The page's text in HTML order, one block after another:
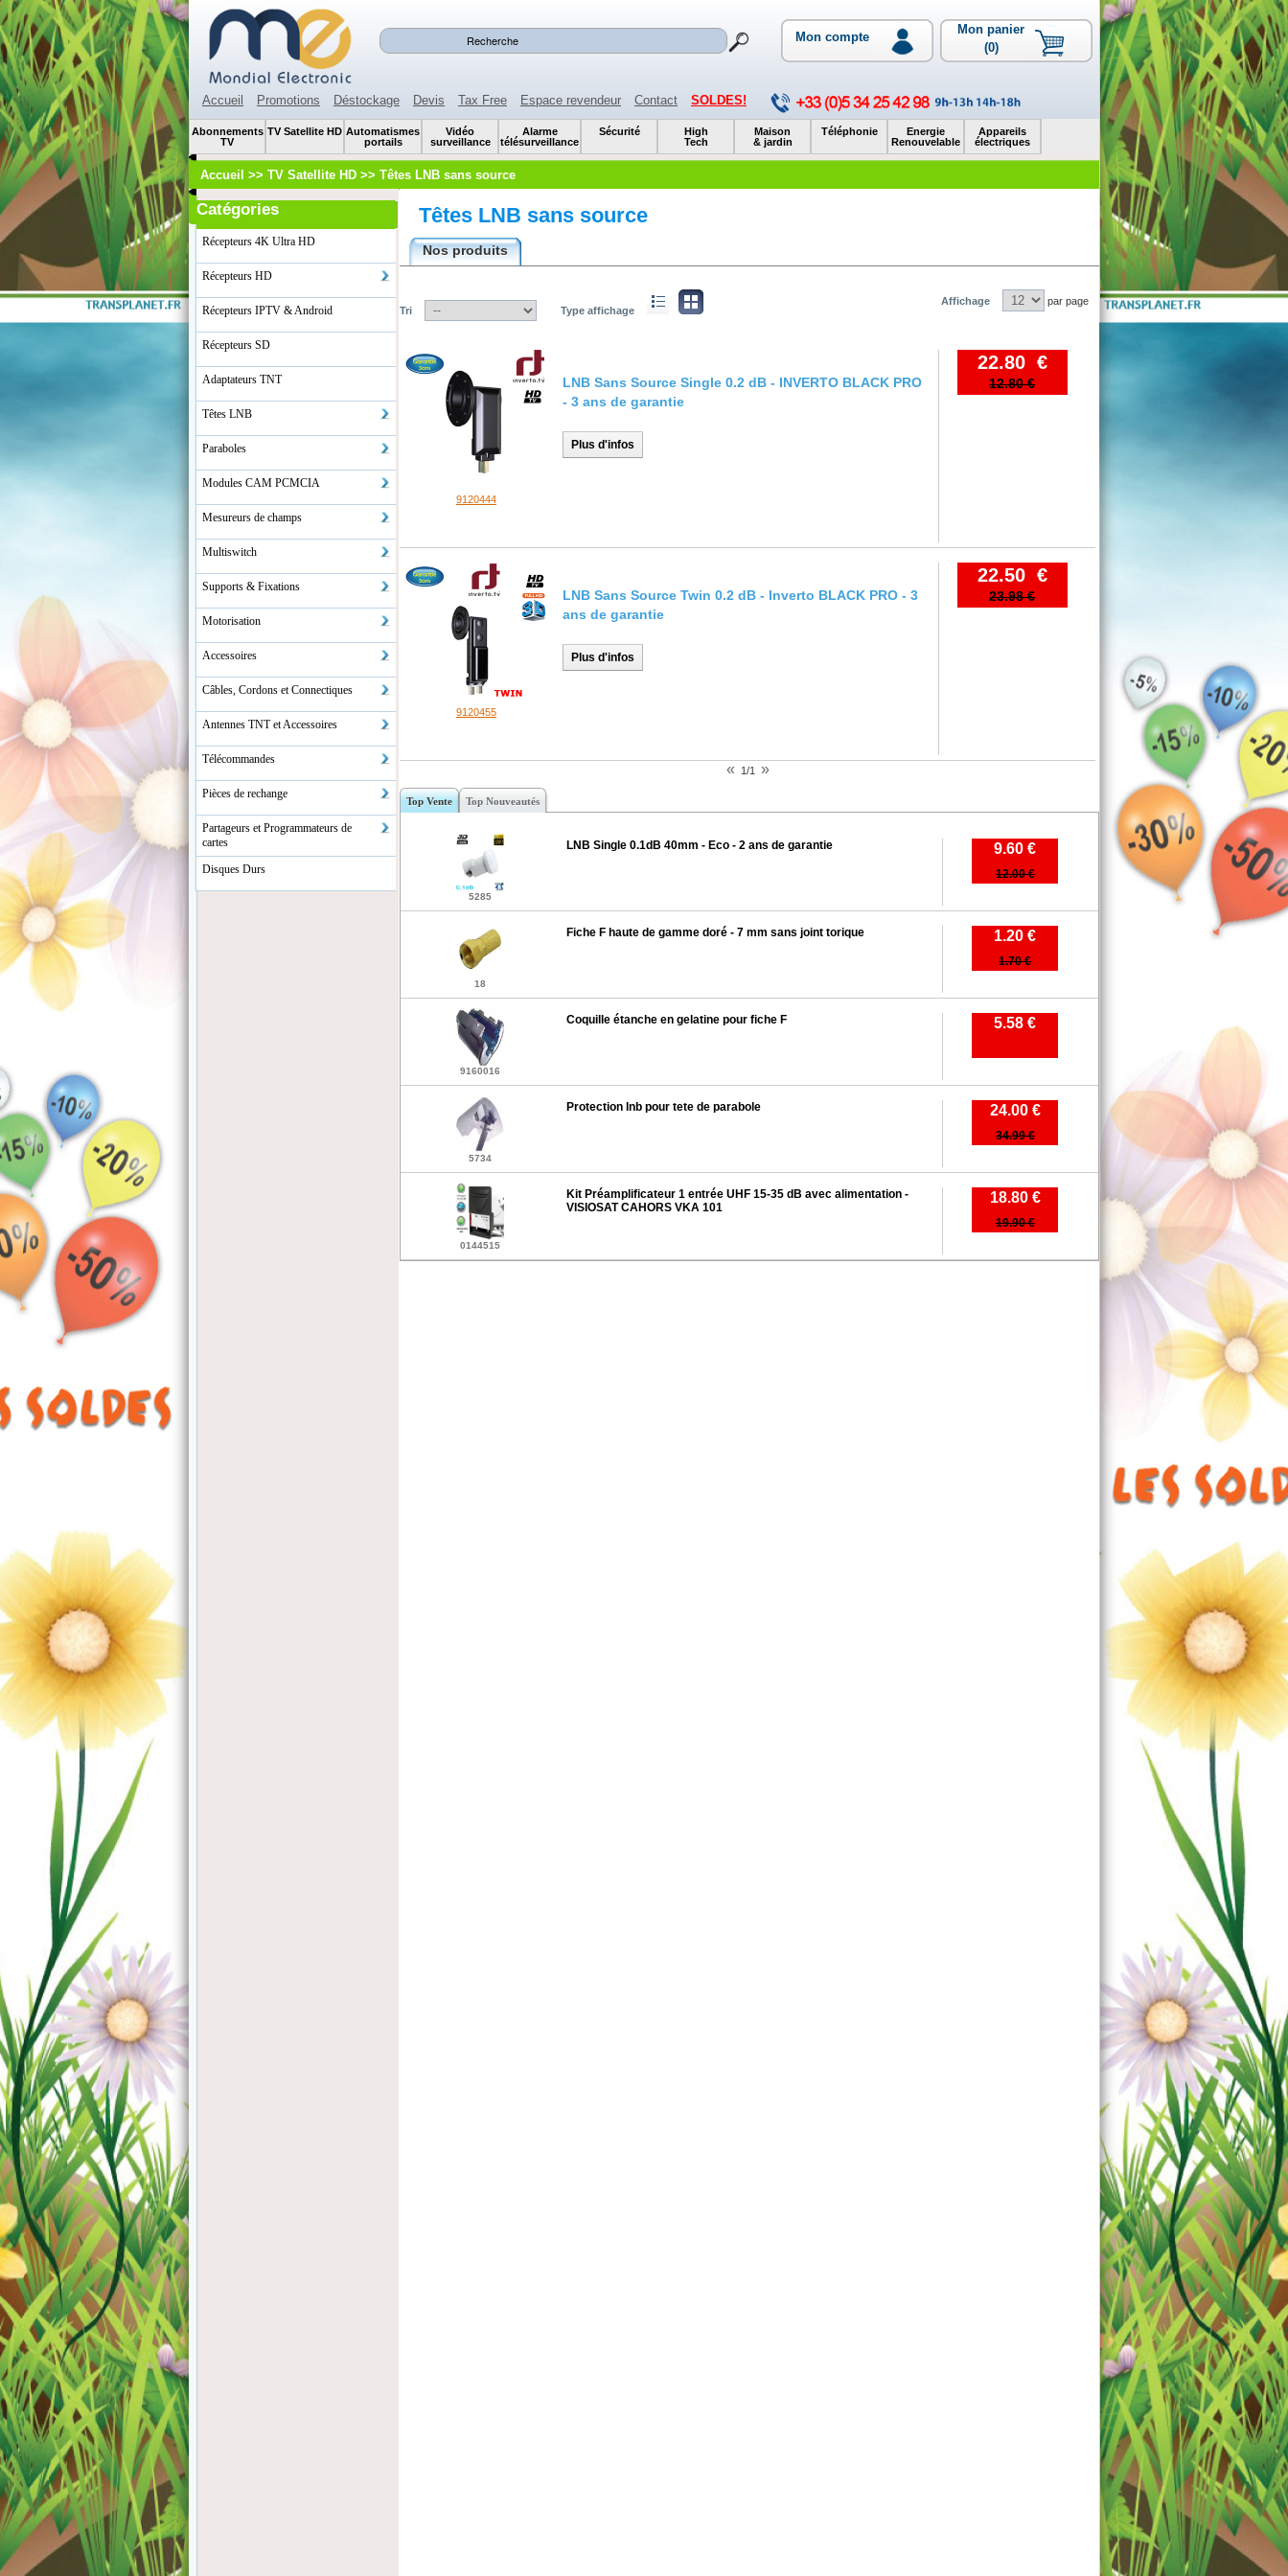
Mon compte
Mon panier
(0)
Accueil Promotions Déstockage Devis Tax Free Espace revendeur Contact SOLDES!
Abonnements
TV
TV Satellite HD Automatismes
portails
Vidéo
surveillance
Alarme
télésurveillance
Sécurité
High
Tech
Maison
& jardin
Téléphonie
Energie
Renouvelable
Appareils
électriques
Accueil >> TV Satellite HD >> Têtes LNB sans source
Catégories
Récepteurs 4K Ultra HD
Récepteurs HD
Récepteurs IPTV & Android
Récepteurs SD
Adaptateurs TNT
Têtes LNB
Paraboles
Modules CAM PCMCIA
Mesureurs de champs
Multiswitch
Supports & Fixations
Motorisation
Accessoires
Câbles, Cordons et Connectiques
Antennes TNT et Accessoires
Télécommandes
Pièces de rechange
Partageurs et Programmateurs de
cartes
Disques Durs
Têtes LNB sans source
Nos produits
Tri Type affichage
Affichage par page
9120444
LNB Sans Source Single 0.2 dB - INVERTO BLACK PRO
- 3 ans de garantie
Plus d'infos
22.80 €
12.80 €
9120455
LNB Sans Source Twin 0.2 dB - Inverto BLACK PRO - 3
ans de garantie
Plus d'infos
22.50 €
23.98 €
« 1/1 »
Top Vente Top Nouveautés
5285
LNB Single 0.1dB 40mm - Eco - 2 ans de garantie 9.60 €
12.00 €
18
Fiche F haute de gamme doré - 7 mm sans joint torique 1.20 €
1.70 €
9160016
Coquille étanche en gelatine pour fiche F 5.58 €
5734
Protection lnb pour tete de parabole 24.00 €
34.99 €
0144515
Kit Préamplificateur 1 entrée UHF 15-35 dB avec alimentation -
VISIOSAT CAHORS VKA 101
18.80 €
19.90 €